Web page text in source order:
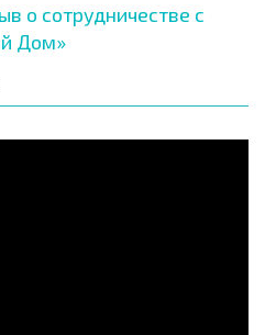
о сотрудничестве с
Дом»